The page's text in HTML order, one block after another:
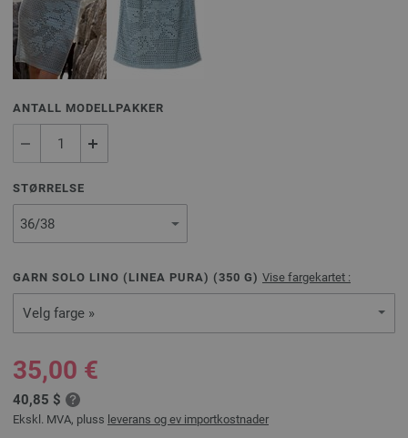
ANTALL MODELLPAKKER
STØRRELSE
GARN SOLO LINO (LINEA PURA) (350 G) Vise fargekartet :
Velg farge »
35,00 €
40,85 $
Ekskl. MVA, pluss leverans og ev importkostnader